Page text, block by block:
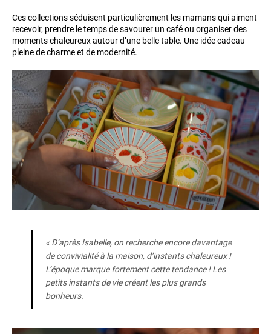
Ces collections séduisent particulièrement les mamans qui aiment
recevoir, prendre le temps de savourer un café ou organiser des
moments chaleureux autour d’une belle table. Une idée cadeau
pleine de charme et de modernité.
« D’après Isabelle, on recherche encore davantage
de convivialité à la maison, d’instants chaleureux !
L’époque marque fortement cette tendance ! Les
petits instants de vie créent les plus grands
bonheurs.